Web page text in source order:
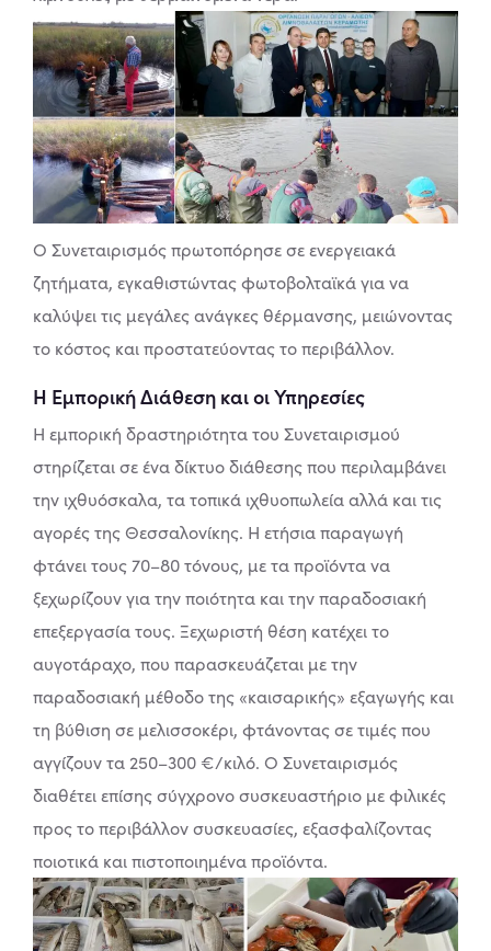
Ο Συνεταιρισμός πρωτοπόρησε σε ενεργειακά
ζητήματα, εγκαθιστώντας φωτοβολταϊκά για να
καλύψει τις μεγάλες ανάγκες θέρμανσης, μειώνοντας
το κόστος και προστατεύοντας το περιβάλλον.
Η Εμπορική Διάθεση και οι Υπηρεσίες
Η εμπορική δραστηριότητα του Συνεταιρισμού
στηρίζεται σε ένα δίκτυο διάθεσης που περιλαμβάνει
την ιχθυόσκαλα, τα τοπικά ιχθυοπωλεία αλλά και τις
αγορές της Θεσσαλονίκης. Η ετήσια παραγωγή
φτάνει τους 70–80 τόνους, με τα προϊόντα να
ξεχωρίζουν για την ποιότητα και την παραδοσιακή
επεξεργασία τους. Ξεχωριστή θέση κατέχει το
αυγοτάραχο, που παρασκευάζεται με την
παραδοσιακή μέθοδο της «καισαρικής» εξαγωγής και
τη βύθιση σε μελισσοκέρι, φτάνοντας σε τιμές που
αγγίζουν τα 250–300 €/κιλό. Ο Συνεταιρισμός
διαθέτει επίσης σύγχρονο συσκευαστήριο με φιλικές
προς το περιβάλλον συσκευασίες, εξασφαλίζοντας
ποιοτικά και πιστοποιημένα προϊόντα.